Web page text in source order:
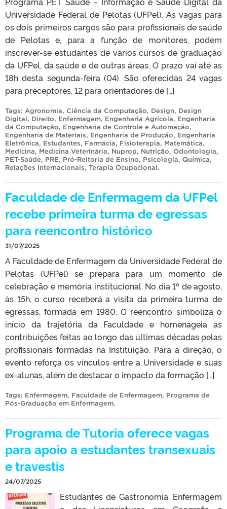
Universidade Federal de Pelotas (UFPel). As vagas para
os dois primeiros cargos são para profissionais de saúde
de Pelotas e, para a função de monitores, podem
inscrever-se estudantes de vários cursos de graduação
da UFPel, da saúde e de outras áreas. O prazo vai até as
18h desta segunda-feira (04). São oferecidas 24 vagas
para preceptores, 12 para orientadores de […]
Tags: Agronomia, Ciência da Computação, Design, Design
Digital, Direito, Enfermagem, Engenharia Agrícola, Engenharia
da Computação, Engenharia de Controle e Automação,
Engenharia de Materiais, Engenharia de Produção, Engenharia
Eletrônica, Estudantes, Farmácia, Fisioterapia, Matemática,
Medicina, Medicina Veterinária, Nuprop, Nutrição, Odontologia,
PET-Saúde, PRE, Pró-Reitoria de Ensino, Psicologia, Química,
Relações Internacionais, Terapia Ocupacional.
Faculdade de Enfermagem da UFPel
recebe primeira turma de egressas
para reencontro histórico
31/07/2025
A Faculdade de Enfermagem da Universidade Federal de
Pelotas (UFPel) se prepara para um momento de
celebração e memória institucional. No dia 1º de agosto,
às 15h, o curso receberá a visita da primeira turma de
egressas, formada em 1980. O reencontro simboliza o
início da trajetória da Faculdade e homenageia as
contribuições feitas ao longo das últimas décadas pelas
profissionais formadas na Instituição. Para a direção, o
evento reforça os vínculos entre a Universidade e suas
ex-alunas, além de destacar o impacto da formação […]
Tags: Enfermagem, Faculdade de Enfermagem, Programa de
Pós-Graduação em Enfermagem.
Programa de Tutoria oferece vagas
para apoio a estudantes transexuais
e travestis
24/07/2025
Estudantes de Gastronomia, Enfermagem